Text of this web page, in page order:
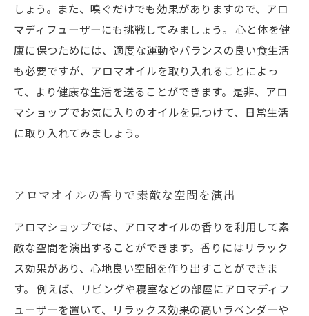
しょう。また、嗅ぐだけでも効果がありますので、アロ
マディフューザーにも挑戦してみましょう。 心と体を健
康に保つためには、適度な運動やバランスの良い食生活
も必要ですが、アロマオイルを取り入れることによっ
て、より健康な生活を送ることができます。是非、アロ
マショップでお気に入りのオイルを見つけて、日常生活
に取り入れてみましょう。
アロマオイルの香りで素敵な空間を演出
アロマショップでは、アロマオイルの香りを利用して素
敵な空間を演出することができます。香りにはリラック
ス効果があり、心地良い空間を作り出すことができま
す。 例えば、リビングや寝室などの部屋にアロマディフ
ューザーを置いて、リラックス効果の高いラベンダーや